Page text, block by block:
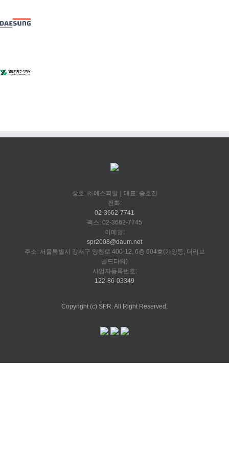
상호: ㈜에스피알
대표: 송호진
전화:
02-3662-7741
팩스: 02-3662-7745
이메일:
spr2008@daum.net
주소: 서울특별시 강서구 양천로 400-12, 6층 604호(가양동, 더리브
골드타워)
사업자등록번호:
122-86-03349
Copyright (c) SPR. All Right Reserved.